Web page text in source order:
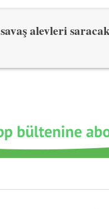
alevleri